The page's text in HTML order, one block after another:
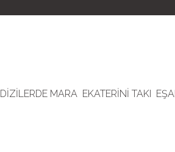
DİZİLERDE MARA EKATERİNİ TAKI